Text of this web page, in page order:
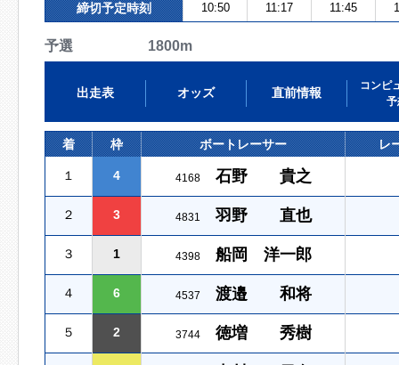
締切予定時刻 10:50 11:17 11:45
予選 1800m
出走表 オッズ 直前情報
コンピ
予
着 枠 ボートレーサー レ
１ 4 4168 石野 貴之
２ 3 4831 羽野 直也
３ 1 4398 船岡 洋一郎
４ 6 4537 渡邉 和将
５ 2 3744 徳増 秀樹